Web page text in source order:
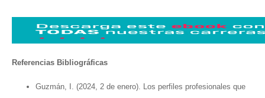
Referencias Bibliográficas
Guzmán, I. (2024, 2 de enero). Los perfiles profesionales que